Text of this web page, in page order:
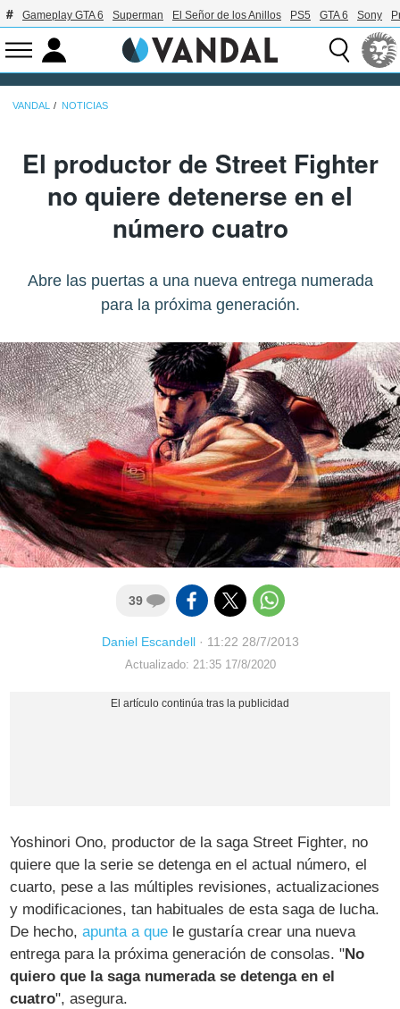
Gameplay GTA 6 Superman El Señor de los Anillos PS5 GTA 6 Sony
VANDAL NOTICIAS
El productor de Street Fighter
no quiere detenerse en el
número cuatro
Abre las puertas a una nueva entrega numerada
para la próxima generación.
39
Daniel Escandell· 11:22 28/7/2013
Actualizado: 21:35 17/8/2020
Yoshinori Ono, productor de la saga Street Fighter, no
quiere que la serie se detenga en el actual número, el
cuarto, pese a las múltiples revisiones, actualizaciones
y modificaciones, tan habituales de esta saga de lucha.
De hecho,apunta a que le gustaría crear una nueva
entrega para la próxima generación de consolas. "No
quiero que la saga numerada se detenga en el
cuatro", asegura.